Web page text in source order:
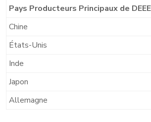
Pays Producteurs Principaux de
Chine
États-Unis
Inde
Japon
Allemagne